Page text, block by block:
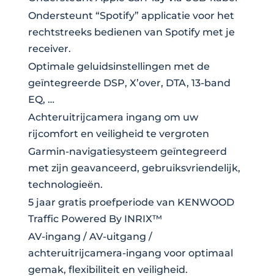
Ondersteunt “Spotify” applicatie voor het
rechtstreeks bedienen van Spotify met je
receiver.
Optimale geluidsinstellingen met de
geïntegreerde DSP, X’over, DTA, 13-band
EQ, …
Achteruitrijcamera ingang om uw
rijcomfort en veiligheid te vergroten
Garmin-navigatiesysteem geïntegreerd
met zijn geavanceerd, gebruiksvriendelijk,
technologieën.
5 jaar gratis proefperiode van KENWOOD
Traffic Powered By INRIX™
AV-ingang / AV-uitgang /
achteruitrijcamera-ingang voor optimaal
gemak, flexibiliteit en veiligheid.